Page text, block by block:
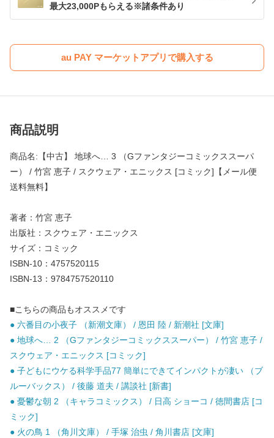
最大23,000Pもらえる※諸条件あり
au PAY マーケットアプリで購入する
商品説明
商品名:【中古】 地球へ… 3 （Gファンタジーコミックススーパ
ー） / 竹宮 恵子 / スクウェア・エニックス [コミック]【メール便
送料無料】
著者：竹宮 恵子
出版社：スクウェア・エニックス
サイズ：コミック
ISBN-10：4757520115
ISBN-13：9784757520110
■こちらの商品もオススメです
● 六番目の小夜子 （新潮文庫） / 恩田 陸 / 新潮社 [文庫]
● 地球へ… 2 （Gファンタジーコミックススーパー） / 竹宮 恵子 /
スクウェア・エニックス [コミック]
● 子どもにウケる科学手品77 簡単にできてインパクトが凄い （ブ
ルーバックス） / 後藤 道夫 / 講談社 [新書]
● 憂鬱な朝 2 （キャラコミックス） / 日高 ショーコ / 徳間書店 [コ
ミック]
● 火の鳥 1 （角川文庫） / 手塚 治虫 / 角川書店 [文庫]